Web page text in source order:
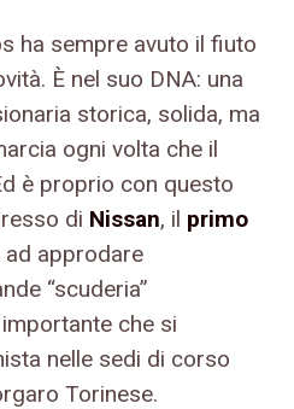
ha sempre avuto il fiuto
È nel suo DNA: una
storica, solida, ma
ogni volta che il
è proprio con questo
di Nissan, il primo
ad approdare
“scuderia”
che si
nelle sedi di corso
Torinese.